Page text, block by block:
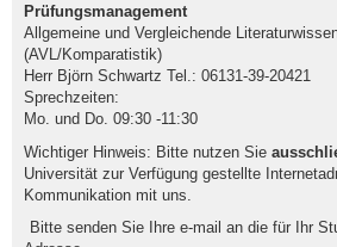
Prüfungsmanagement
Allgemeine und Vergleichende
(AVL/Komparatistik)
Herr Björn Schwartz Tel.: 06131-39-20421
Sprechzeiten:
Mo. und Do. 09:30 -11:30
Wichtiger Hinweis: Bitte nutzen Sie
Universität zur Verfügung gestellte
Kommunikation mit uns.
Bitte senden Sie Ihre e-mail an die für Ihr